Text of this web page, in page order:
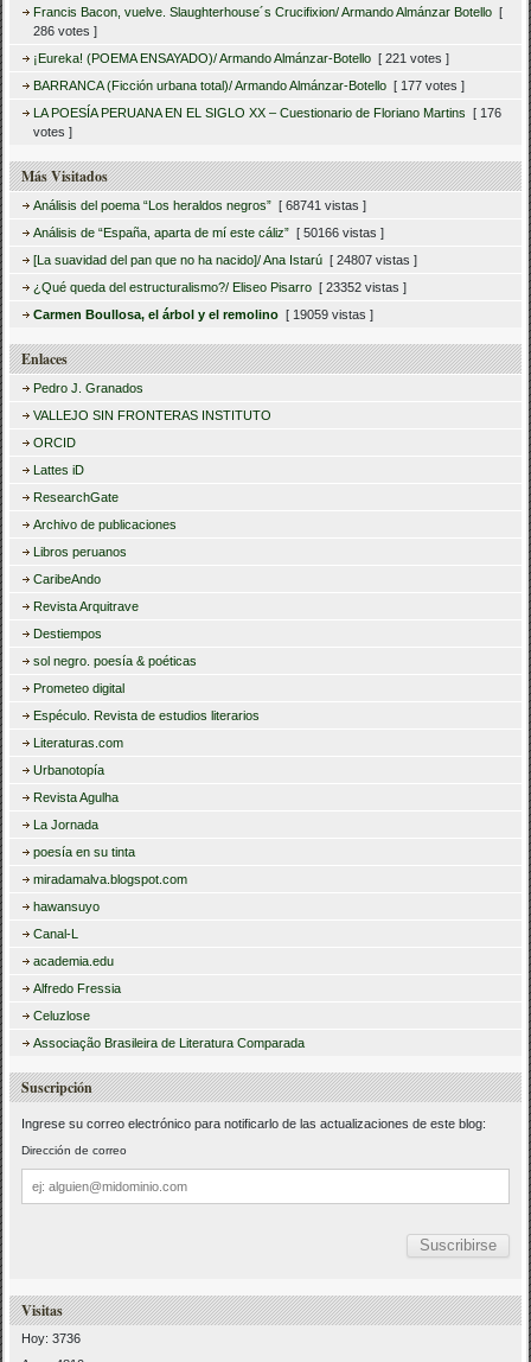
Francis Bacon, vuelve. Slaughterhouse´s Crucifixion/ Armando Almánzar Botello [
286 votes ]
¡Eureka! (POEMA ENSAYADO)/ Armando Almánzar-Botello [ 221 votes ]
BARRANCA (Ficción urbana total)/ Armando Almánzar-Botello [ 177 votes ]
LA POESÍA PERUANA EN EL SIGLO XX – Cuestionario de Floriano Martins
[ 176
votes ]
Más Visitados
Análisis del poema “Los heraldos negros” [ 68741 vistas ]
Análisis de “España, aparta de mí este cáliz” [ 50166 vistas ]
[La suavidad del pan que no ha nacido]/ Ana Istarú [ 24807 vistas ]
¿Qué queda del estructuralismo?/ Eliseo Pisarro [ 23352 vistas ]
Carmen Boullosa, el árbol y el remolino [ 19059 vistas ]
Enlaces
Pedro J. Granados
VALLEJO SIN FRONTERAS INSTITUTO
ORCID
Lattes iD
ResearchGate
Archivo de publicaciones
Libros peruanos
CaribeAndo
Revista Arquitrave
Destiempos
sol negro. poesía & poéticas
Prometeo digital
Espéculo. Revista de estudios literarios
Literaturas.com
Urbanotopía
Revista Agulha
La Jornada
poesía en su tinta
miradamalva.blogspot.com
hawansuyo
Canal-L
academia.edu
Alfredo Fressia
Celuzlose
Associação Brasileira de Literatura Comparada
Suscripción
Ingrese su correo electrónico para notificarlo de las actualizaciones de este blog:
Dirección de correo
Dirección
de
correo
Visitas
Hoy: 3736